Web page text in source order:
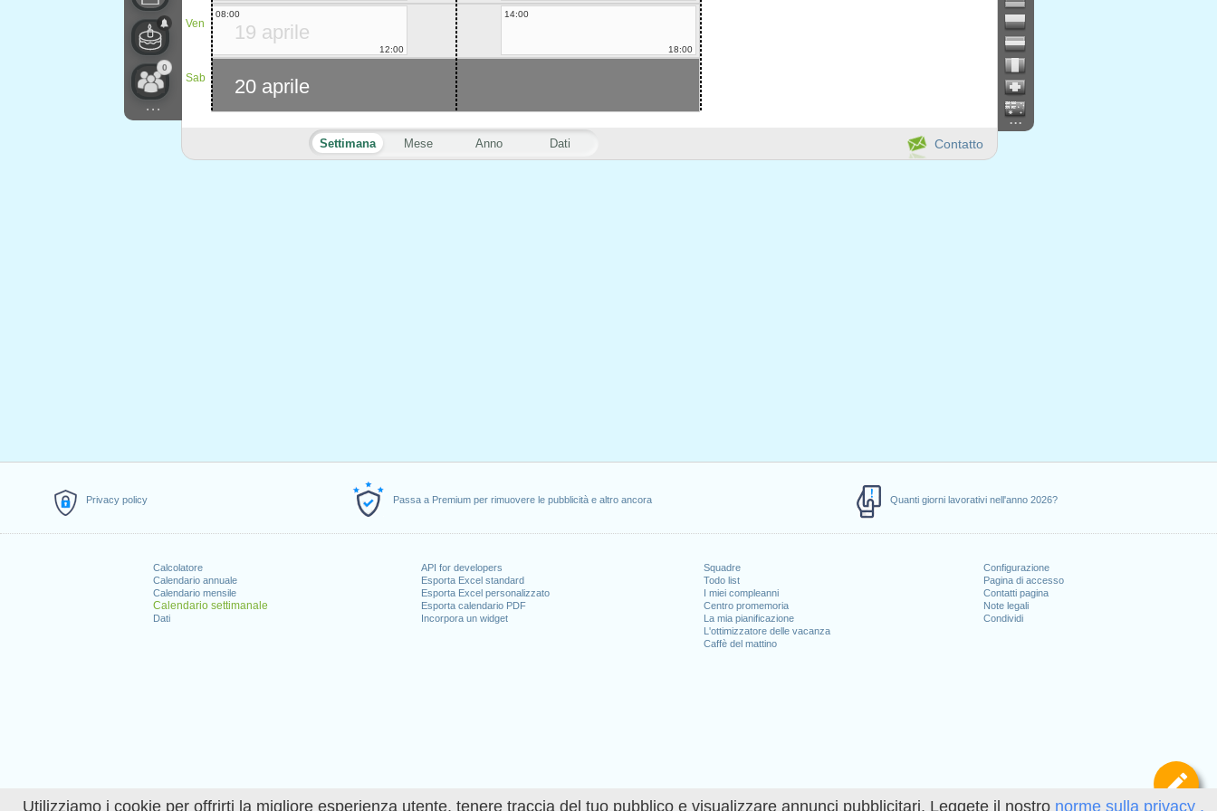
Utilizziamo i cookie per offrirti la migliore esperienza utente, tenere traccia del tuo pubblico e visualizzare annunci pubblicitari. Leggete il nostro norme sulla privacy .
Privacy policy Passa a Premium per rimuovere le pubblicità e altro ancora Quanti giorni lavorativi nell'anno 2026?
Calcolatore
Calendario annuale
Calendario mensile
Calendario settimanale
Dati
API for developers
Esporta Excel standard
Esporta Excel personalizzato
Esporta calendario PDF
Incorpora un widget
Squadre
Todo list
I miei compleanni
Centro promemoria
La mia pianificazione
L'ottimizzatore delle vacanza
Caffè del mattino
Configurazione
Pagina di accesso
Contatti pagina
Note legali
Condividi
0
...
...
Contatto
Settimana Mese Anno Dati
Ven
Sab
19 aprile
08:00
12:00
14:00
18:00
20 aprile